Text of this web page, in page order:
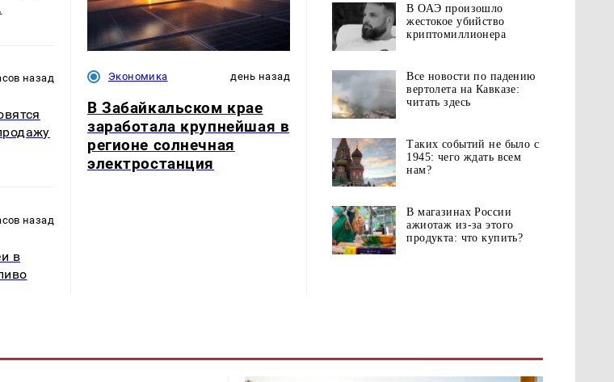
назад
назад
в
Экономика день назад
В Забайкальском крае
заработала крупнейшая в
регионе солнечная
электростанция
В ОАЭ произошло
жестокое убийство
криптомиллионера
Все новости по падению
вертолета на Кавказе:
читать здесь
Таких событий не было с
1945: чего ждать всем
нам?
В магазинах России
ажиотаж из-за этого
продукта: что купить?